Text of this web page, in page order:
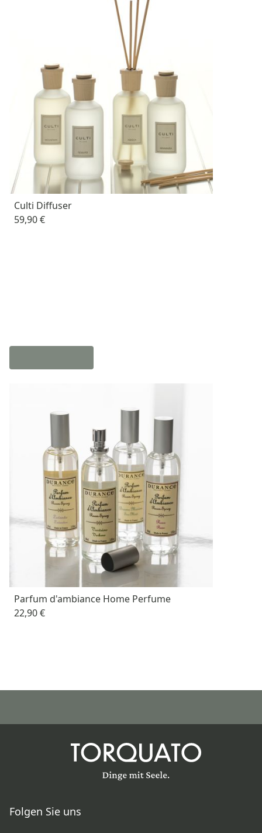
Culti Diffuser
59,90 €
Parfum d'ambiance Home Perfume
22,90 €
Folgen Sie uns